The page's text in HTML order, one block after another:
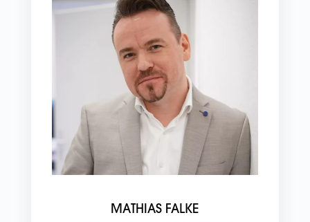
MATHIAS FALKE